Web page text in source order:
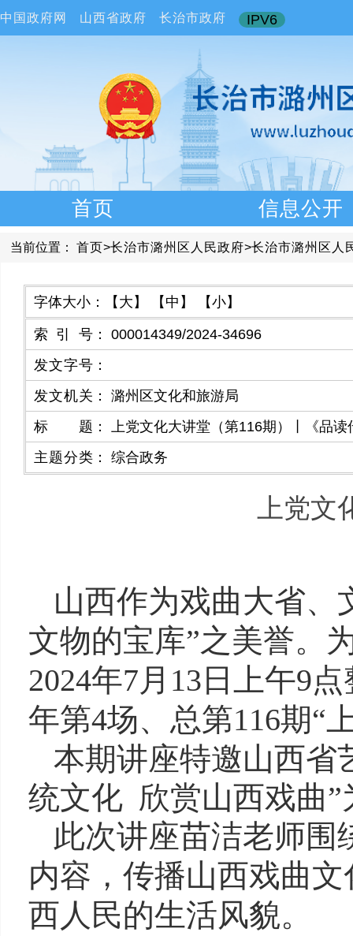
中国政府网 山西省政府 长治市政府 IPV6
首页 信息公开
当前位置： 首页>长治市潞州区人民政府>长治市潞州区人
字体大小： 【大】 【中】 【小】
索引号 ：
000014349/2024-34696
发文字号 ：
发文机关 ：
潞州区文化和旅游局
标题 ：
上党文化大讲堂（第116期）丨《品
主题分类 ： 综合政务
上党
山西作为戏曲大省、
文物的宝库”之美誉。
2024年7月 13 日上午9
年第4场、总第116期“
本期讲座特邀山西省
统文化 欣赏山西戏曲”
此次讲座苗洁老师围
内容，传播山西戏曲
西人民的生活风貌。